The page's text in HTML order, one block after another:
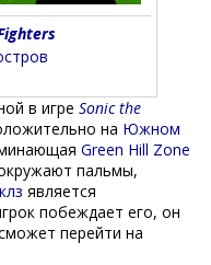
в игре Sonic the
на Южном
Green Hill Zone
пальмы,
является
побеждает его, он
перейти на